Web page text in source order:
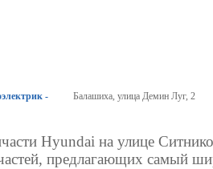
-
Балашиха, улица Демин Луг, 2
Hyundai на улице
предлагающих самый